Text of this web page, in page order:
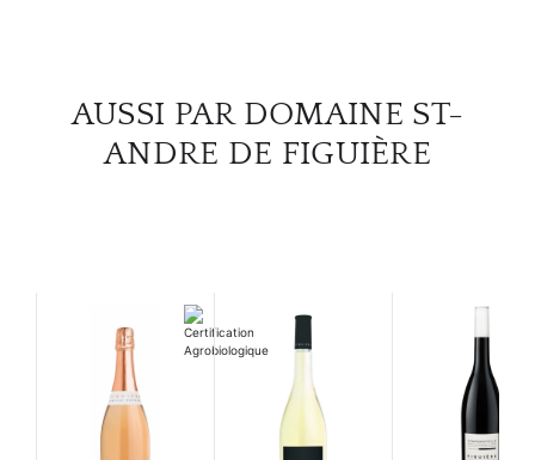
AUSSI PAR DOMAINE ST-
ANDRE DE FIGUIÈRE